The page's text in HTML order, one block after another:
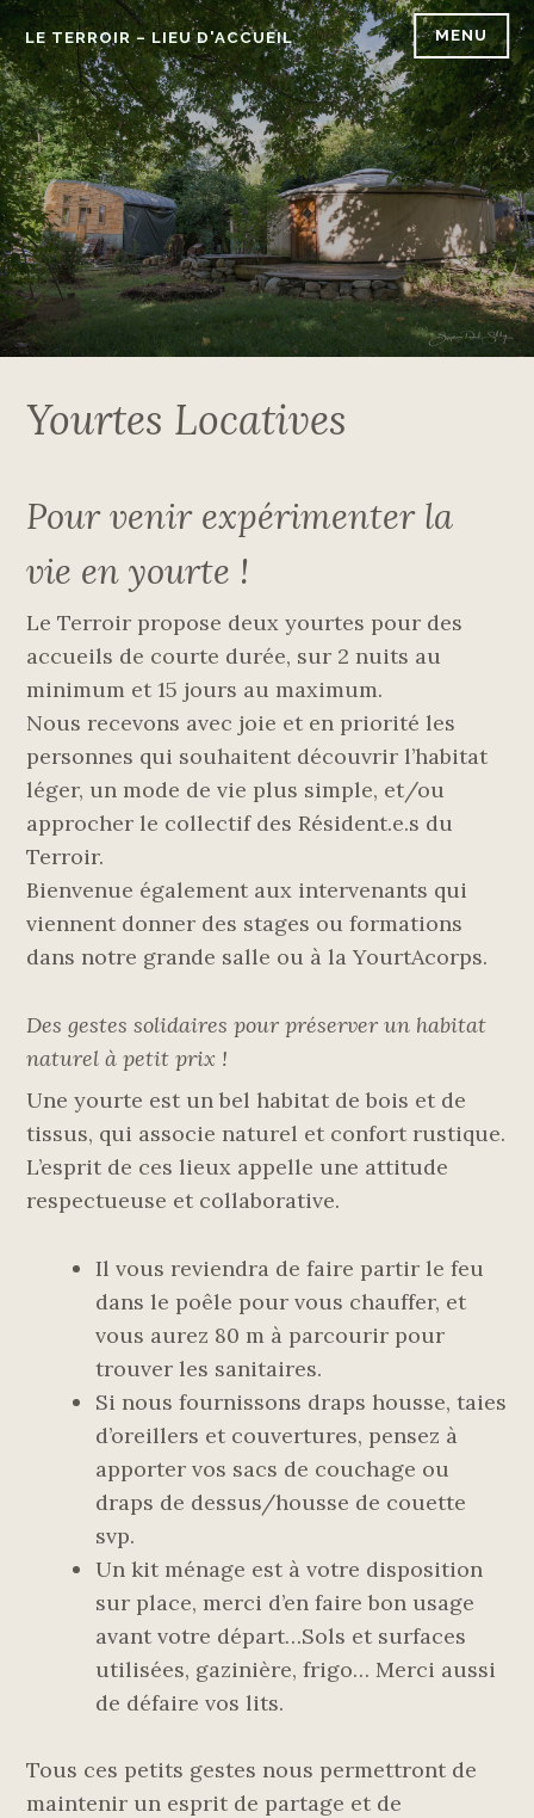
Accéder
au
contenu
principal
LE TERROIR – LIEU D'ACCUEIL MENU
Yourtes Locatives
Pour venir expérimenter la
vie en yourte !
Le Terroir propose deux yourtes pour des
accueils de courte durée, sur 2 nuits au
minimum et 15 jours au maximum.
Nous recevons avec joie et en priorité les
personnes qui souhaitent découvrir l’habitat
léger, un mode de vie plus simple, et/ou
approcher le collectif des Résident.e.s du
Terroir.
Bienvenue également aux intervenants qui
viennent donner des stages ou formations
dans notre grande salle ou à la YourtAcorps.
Des gestes solidaires pour préserver un habitat
naturel à petit prix !
Une yourte est un bel habitat de bois et de
tissus, qui associe naturel et confort rustique.
L’esprit de ces lieux appelle une attitude
respectueuse et collaborative.
Il vous reviendra de faire partir le feu
dans le poêle pour vous chauffer, et
vous aurez 80 m à parcourir pour
trouver les sanitaires.
Si nous fournissons draps housse, taies
d’oreillers et couvertures, pensez à
apporter vos sacs de couchage ou
draps de dessus/housse de couette
svp.
Un kit ménage est à votre disposition
sur place, merci d’en faire bon usage
avant votre départ…Sols et surfaces
utilisées, gazinière, frigo… Merci aussi
de défaire vos lits.
Tous ces petits gestes nous permettront de
maintenir un esprit de partage et de